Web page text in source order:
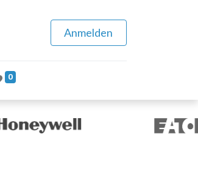
Anmelden
0